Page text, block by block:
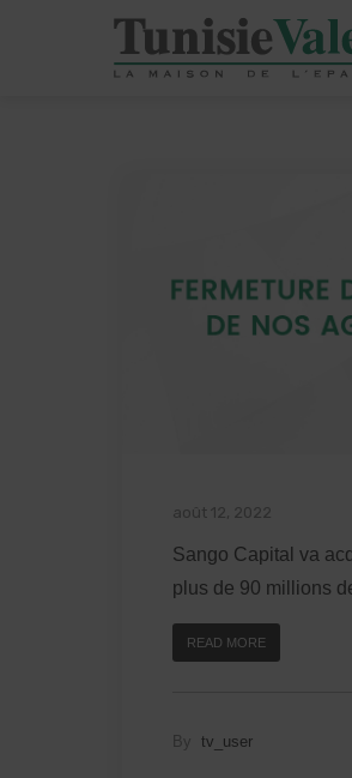
août 12, 2022
Sango Capital va
plus de 90 millions
READ MORE
By tv_user